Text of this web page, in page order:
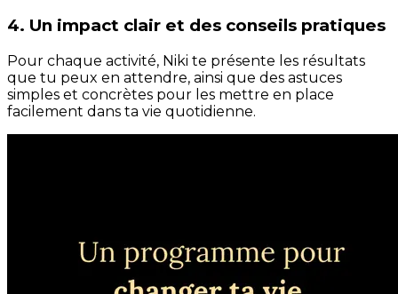
4. Un impact clair et des conseils pratiques
Pour chaque activité, Niki te présente les résultats
que tu peux en attendre, ainsi que des astuces
simples et concrètes pour les mettre en place
facilement dans ta vie quotidienne.